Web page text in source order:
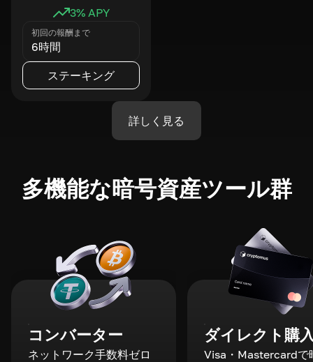
3% APY
初回の報酬まで
6時間
ステーキング
詳しく見る
多機能な暗号資産ツール群
コンバーター
ネットワーク手数料ゼロ
ダイレクト購
Visa・Mastercardで